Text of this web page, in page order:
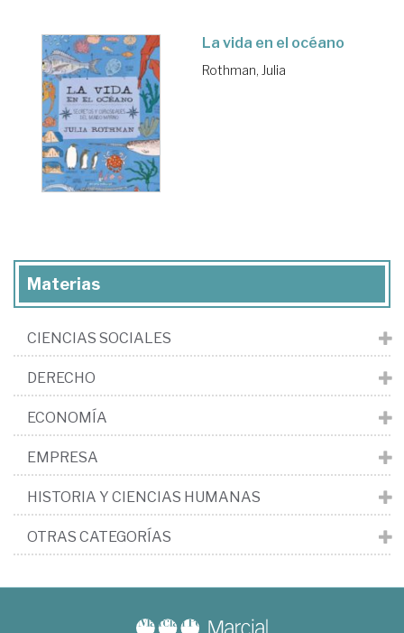
La vida en el océano
Rothman, Julia
Materias
CIENCIAS SOCIALES
DERECHO
ECONOMÍA
EMPRESA
HISTORIA Y CIENCIAS HUMANAS
OTRAS CATEGORÍAS